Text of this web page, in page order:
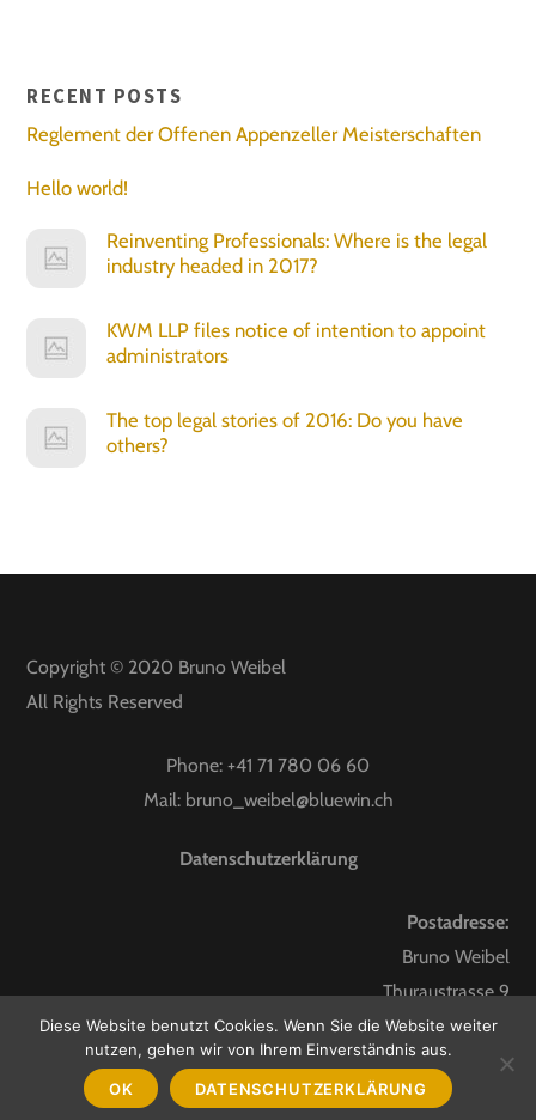
RECENT POSTS
Reglement der Offenen Appenzeller Meisterschaften
Hello world!
Reinventing Professionals: Where is the legal
industry headed in 2017?
KWM LLP files notice of intention to appoint
administrators
The top legal stories of 2016: Do you have
others?
Copyright © 2020 Bruno Weibel
All Rights Reserved
Phone: +41 71 780 06 60
Mail: bruno_weibel@bluewin.ch
Datenschutzerklärung
Postadresse:
Bruno Weibel
Thuraustrasse 9
9247 Henau
Diese Website benutzt Cookies. Wenn Sie die Website weiter
nutzen, gehen wir von Ihrem Einverständnis aus.
OK DATENSCHUTZERKLÄRUNG